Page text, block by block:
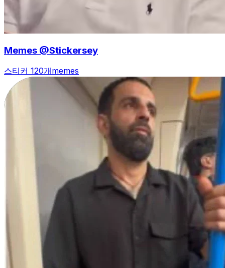
Memes @Stickersey
스티커 120개memes